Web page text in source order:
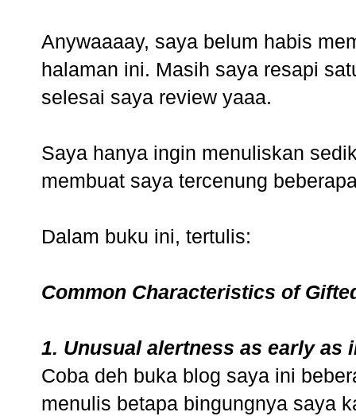
Anywaaaay, saya belum habis
halaman ini. Masih saya resapi
selesai saya review yaaa.
Saya hanya ingin menuliskan
membuat saya tercenung
Dalam buku ini, tertulis:
Common Characteristics of
1. Unusual alertness as early as
Coba deh buka blog saya ini
menulis betapa bingungnya saya